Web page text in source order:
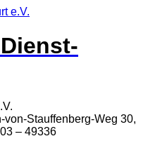
Stauffenberg-Weg 30,
– 49336